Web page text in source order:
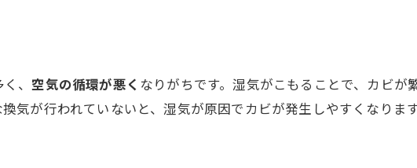
く、空気の循環が悪く なりがちです。湿気がこもることで、カビが
気が行われていないと、湿気が原因でカビが発生しやすくなります